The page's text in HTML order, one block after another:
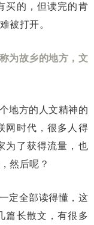
买的，但读完的肯
被打开。
为故乡的地方，文
地方的人文精神的
网时代，很多人得
为了获得流量，也
然后呢？
定全部读得懂，这
篇长散文，有很多